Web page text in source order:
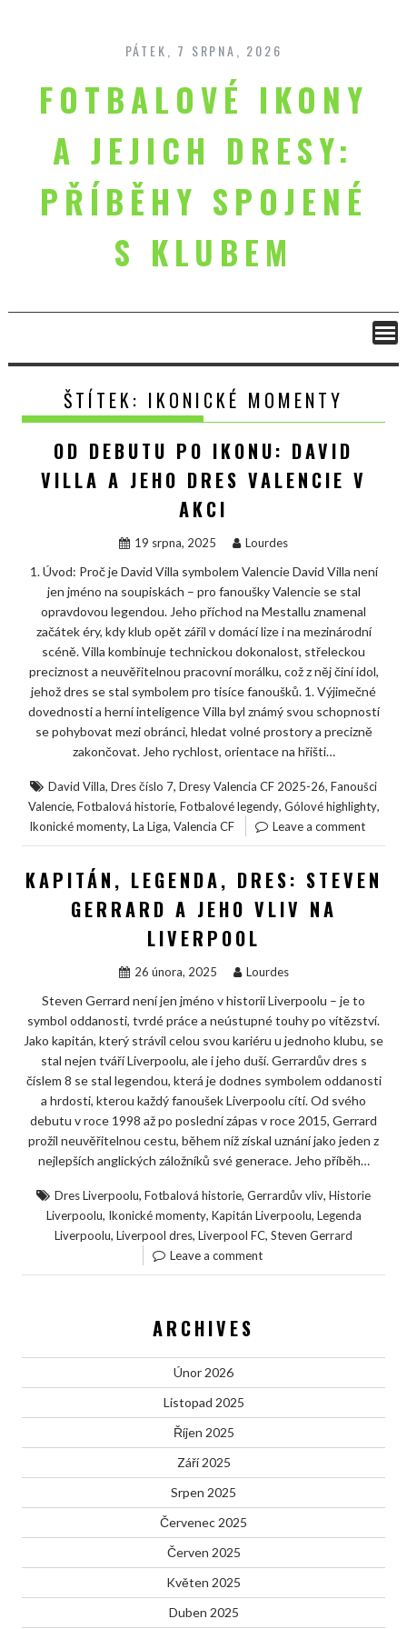
content
PÁTEK, 7 SRPNA, 2026
FOTBALOVÉ IKONY
A JEJICH DRESY:
PŘÍBĚHY SPOJENÉ
S KLUBEM
ŠTÍTEK: IKONICKÉ MOMENTY
OD DEBUTU PO IKONU: DAVID
VILLA A JEHO DRES VALENCIE V
AKCI
19 srpna, 2025 Lourdes
1. Úvod: Proč je David Villa symbolem Valencie David Villa není
jen jméno na soupiskách – pro fanoušky Valencie se stal
opravdovou legendou. Jeho příchod na Mestallu znamenal
začátek éry, kdy klub opět zářil v domácí lize i na mezinárodní
scéně. Villa kombinuje technickou dokonalost, střeleckou
preciznost a neuvěřitelnou pracovní morálku, což z něj činí idol,
jehož dres se stal symbolem pro tisíce fanoušků. 1. Výjimečné
dovednosti a herní inteligence Villa byl známý svou schopností
se pohybovat mezi obránci, hledat volné prostory a precizně
zakončovat. Jeho rychlost, orientace na hřišti…
David Villa, Dres číslo 7, Dresy Valencia CF 2025-26, Fanoušci
Valencie, Fotbalová historie, Fotbalové legendy, Gólové highlighty,
Ikonické momenty, La Liga, Valencia CF Leave a comment
KAPITÁN, LEGENDA, DRES: STEVEN
GERRARD A JEHO VLIV NA
LIVERPOOL
26 února, 2025 Lourdes
Steven Gerrard není jen jméno v historii Liverpoolu – je to
symbol oddanosti, tvrdé práce a neústupné touhy po vítězství.
Jako kapitán, který strávil celou svou kariéru u jednoho klubu, se
stal nejen tváří Liverpoolu, ale i jeho duší. Gerrardův dres s
číslem 8 se stal legendou, která je dodnes symbolem oddanosti
a hrdosti, kterou každý fanoušek Liverpoolu cítí. Od svého
debutu v roce 1998 až po poslední zápas v roce 2015, Gerrard
prožil neuvěřitelnou cestu, během níž získal uznání jako jeden z
nejlepších anglických záložníků své generace. Jeho příběh…
Dres Liverpoolu, Fotbalová historie, Gerrardův vliv, Historie
Liverpoolu, Ikonické momenty, Kapitán Liverpoolu, Legenda
Liverpoolu, Liverpool dres, Liverpool FC, Steven Gerrard
Leave a comment
ARCHIVES
Únor 2026
Listopad 2025
Říjen 2025
Září 2025
Srpen 2025
Červenec 2025
Červen 2025
Květen 2025
Duben 2025